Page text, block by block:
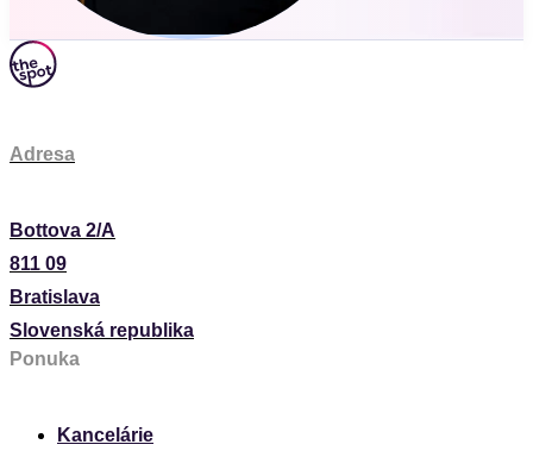
Adresa
Bottova 2/A
811 09
Bratislava
Slovenská republika
Ponuka
Kancelárie